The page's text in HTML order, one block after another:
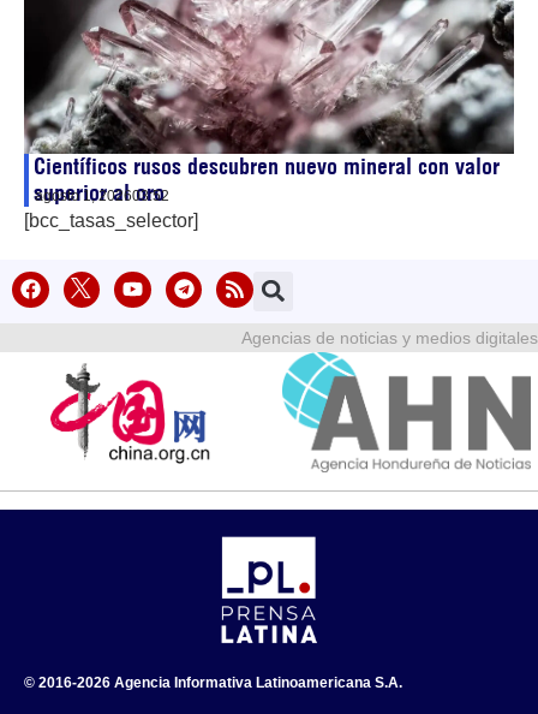
Científicos rusos descubren nuevo mineral con valor
superior al oro
agosto 1, 202603:52
[bcc_tasas_selector]
Agencias de noticias y medios digitales
© 2016-2026 Agencia Informativa Latinoamericana S.A.